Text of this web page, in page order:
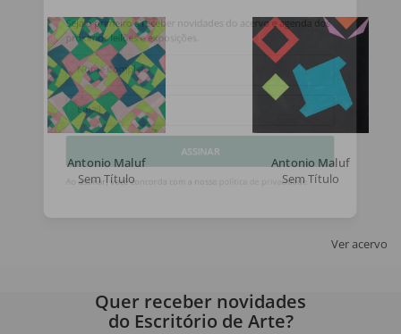
Antonio Maluf
Sem Título
Antonio Maluf
Sem Título
Ver acervo
Seja o primeiro a receber novidades do acervo e agenda dos
próximos leilões e exposições.
Nome Completo
Email
ASSINAR
Quer receber novidades
do Escritório de Arte?